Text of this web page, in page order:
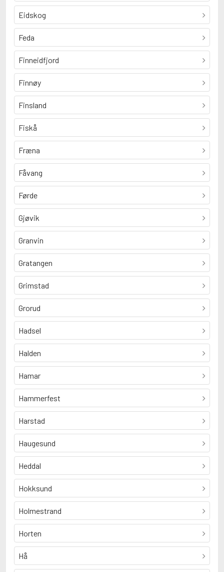
Eidskog
Feda
Finneidfjord
Finnøy
Finsland
Fiskå
Fræna
Fåvang
Førde
Gjøvik
Granvin
Gratangen
Grimstad
Grorud
Hadsel
Halden
Hamar
Hammerfest
Harstad
Haugesund
Heddal
Hokksund
Holmestrand
Horten
Hå